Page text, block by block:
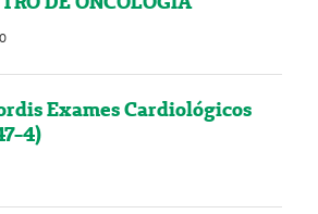
Exames Cardiológicos
4)